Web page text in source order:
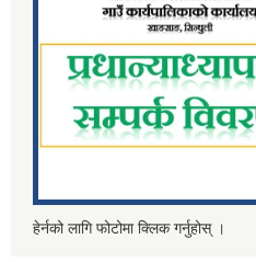
हेर्नको लागि फोटोमा क्लिक गर्नुहोस् ।